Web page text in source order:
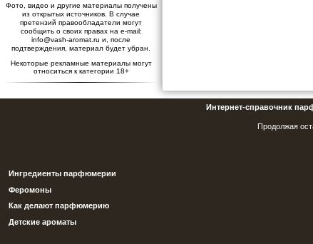
Фото, видео и другие материалы получены
из открытых источников. В случае
претензий правообладатели могут
сообщить о своих правах на e-mail:
info@vash-aromat.ru и, после
подтверждения, материал будет убран.
Некоторые рекламные материалы могут
относиться к категории 18+
Интернет-справочник
Продолжая
Ингредиенты парфюмерии
Феромоны
Как делают парфюмерию
Детские ароматы